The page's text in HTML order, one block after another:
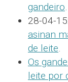
gandeiro.
28-04-15:
asinan
de leite.
Os
leite por